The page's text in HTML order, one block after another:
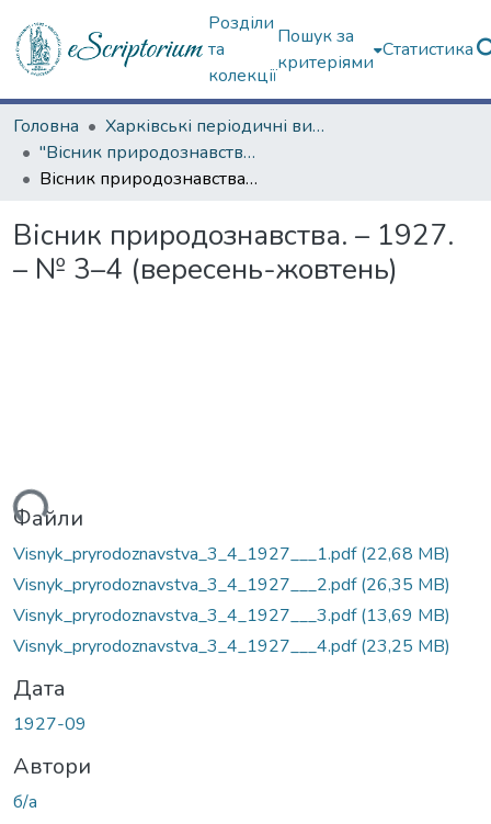
Розділи
та
колекції
Пошук за
критеріями
Статистика
Головна
Харківські періодичні видання
"Вісник природознавства" (1927–1929 рр.)
Вісник природознавства. – 1927. – № 3–4 (вересень-жовтень)
Вісник природознавства. – 1927.
– № 3–4 (вересень-жовтень)
Файли
Visnyk_pryrodoznavstva_3_4_1927___1.pdf(22,68 MB)
Visnyk_pryrodoznavstva_3_4_1927___2.pdf(26,35 MB)
Visnyk_pryrodoznavstva_3_4_1927___3.pdf(13,69 MB)
Visnyk_pryrodoznavstva_3_4_1927___4.pdf(23,25 MB)
Дата
1927-09
Автори
б/а